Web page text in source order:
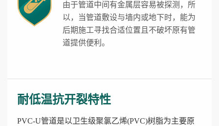
由于管道中间有金属层容易被探测，所
以，当管道敷设与墙内或地下时，能为
后期施工寻找合适位置且不破坏原有管
道提供便利。
耐低温抗开裂特性
PVC-U管道是以卫生级聚氯乙烯(PVC)树脂为主要原